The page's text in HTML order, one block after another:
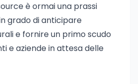
è ormai una prassi
grado di anticipare
e fornire un primo scudo
e aziende in attesa delle